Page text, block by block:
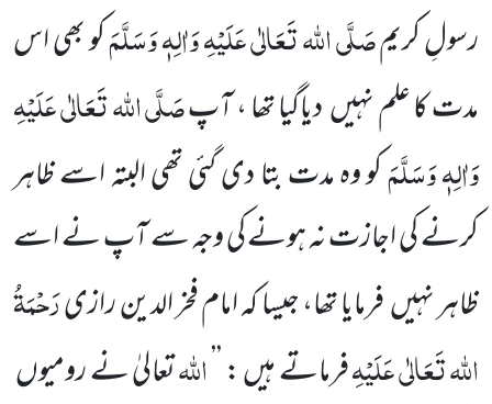
رسولِ کریمصَلَّی اللہ تَعَالٰی عَلَیْہِ وَاٰلِہٖ وَسَلَّمَکو بھی اس
مدت کا علم نہیںدیاگیا تھا ، آپصَلَّی اللہ تَعَالٰی عَلَیْہِ
وَاٰلِہٖ وَسَلَّمَکو وہ مدت بتا دی گئی تھی البتہ اسے ظاہر
کرنے کی اجازت نہ ہونے کی وجہ سے آپ نے اسے
ظاہر نہیںفرمایا تھا، جیسا کہ امام فخر الدین رازیرَحْمَۃُ
اللہتَعَالٰی عَلَیْہِفرماتے ہیں : ’’اللہتعالیٰ نے رومیوں